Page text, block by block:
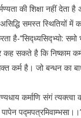
की शिक्षा नहीं देता
असिद्धि समस्त स्थितियों
है-‘‘सिद्ध्यसिद्भ्यो:
कह सकते है कि निष्काम
कर्म है। जो बन्धन का
कर्माणि संगं त्यक्त्वा